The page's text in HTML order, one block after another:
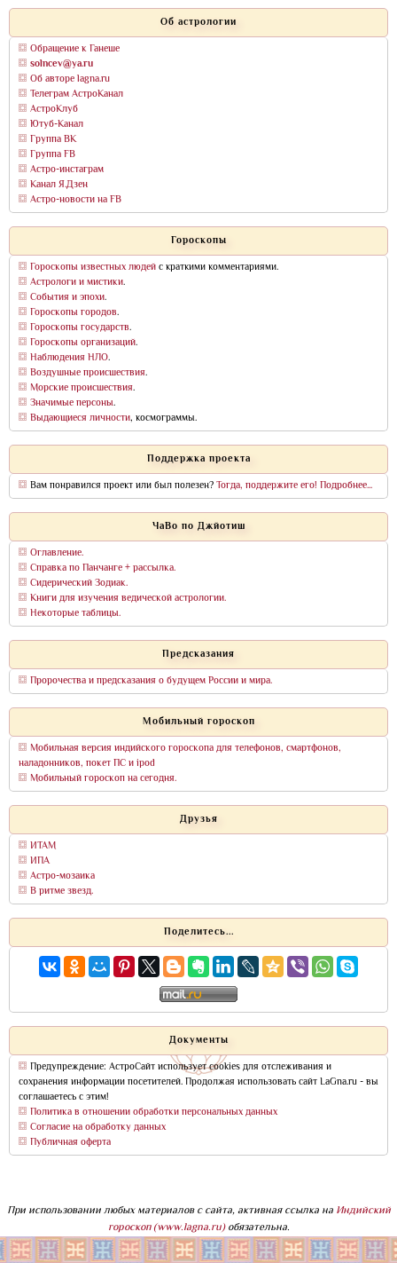
Об астрологии
Обращение к Ганеше
solncev@ya.ru
Об авторе lagna.ru
Телеграм АстроКанал
АстроКлуб
Ютуб-Канал
Группа ВК
Группа FB
Астро-инстаграм
Канал Я.Дзен
Астро-новости на FB
Гороскопы
Гороскопы известных людейс краткими комментариями.
Астрологи и мистики.
События и эпохи.
Гороскопы городов.
Гороскопы государств.
Гороскопы организаций.
Наблюдения НЛО.
Воздушные происшествия.
Морские происшествия.
Значимые персоны.
Выдающиеся личности, космограммы.
Поддержка проекта
Вам понравился проект или был полезен?Тогда, поддержите его! Подробнее...
ЧаВо по Джйотиш
Оглавление.
Справка по Панчанге + рассылка.
Сидерический Зодиак.
Книги для изучения ведической астрологии.
Некоторые таблицы.
Предсказания
Пророчества и предсказания о будущем России и мира.
Мобильный гороскоп
Мобильная версия индийского гороскопа для телефонов, смартфонов,
наладонников, покет ПС и ipod
Мобильный гороскоп на сегодня.
Друзья
ИТАМ
ИПА
Астро-мозаика
В ритме звезд.
Поделитесь...
Документы
Предупреждение: АстроСайт использует cookies для отслеживания и
сохранения информации посетителей. Продолжая использовать сайт LaGna.ru - вы
соглашаетесь с этим!
Политика в отношении обработки персональных данных
Согласие на обработку данных
Публичная оферта
При использовании любых материалов с сайта, активная ссылка на Индийский
гороскоп (www.lagna.ru)обязательна.